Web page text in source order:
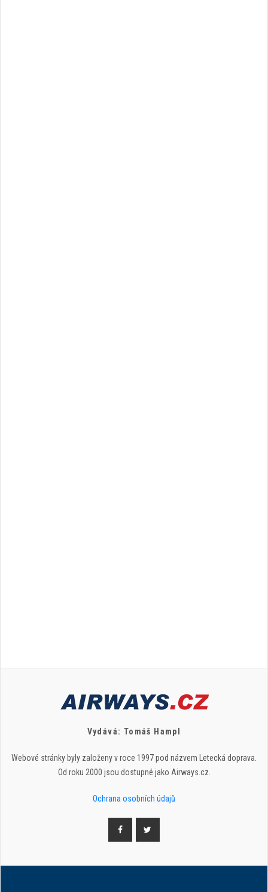
Vydává: Tomáš Hampl
Webové stránky byly založeny v roce 1997 pod názvem Letecká doprava.
Od roku 2000 jsou dostupné jako Airways.cz.
Ochrana osobních údajů